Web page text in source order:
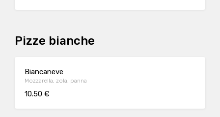
Pizze bianche
Biancaneve
Mozzarella, zola, panna
10.50 €